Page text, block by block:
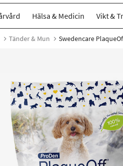
Hälsa & Medicin Vikt &
Tänder & Mun Swedencare